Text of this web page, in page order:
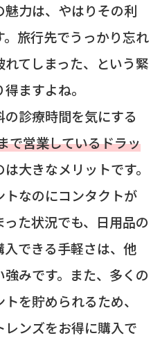
魅力は、やはりその利
旅行先でうっかり忘れ
てしまった、という緊
ますよね。
診療時間を気にする
で営業しているドラッ
は大きなメリットです。
トなのにコンタクトが
た状況でも、日用品の
できる手軽さは、他
みです。また、多くの
を貯められるため、
ンズをお得に購入で